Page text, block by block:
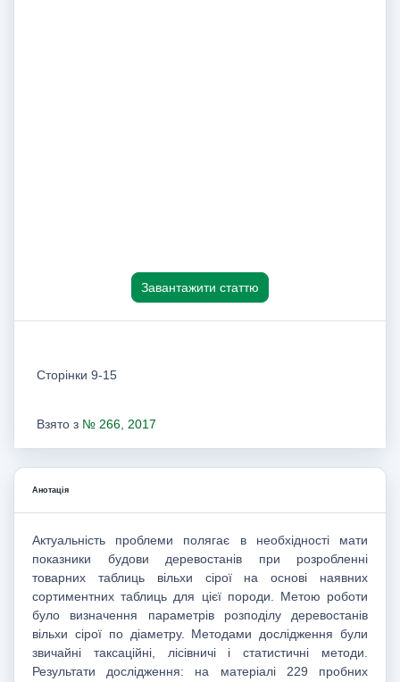
Завантажити статтю
Сторінки 9-15
Взято з № 266, 2017
Анотація
Актуальність проблеми полягає в необхідності мати
показники будови деревостанів при розробленні
товарних таблиць вільхи сірої на основі наявних
сортиментних таблиць для цієї породи. Метою роботи
було визначення параметрів розподілу деревостанів
вільхи сірої по діаметру. Методами дослідження були
звичайні таксаційні, лісівничі і статистичні методи.
Результати дослідження: на матеріалі 229 пробних